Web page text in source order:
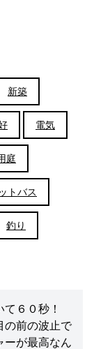
新築
電気
庭
トバス
釣り
て６０秒！
の前の波止で
が最高なん